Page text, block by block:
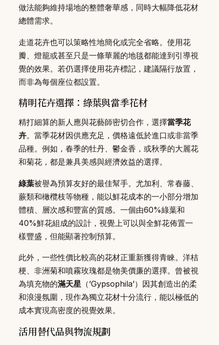
做法能夠維持場地的整體奢華感，同時大幅降低花材
總體需求。
走道花卉也可以策略性地簡化或完全省略。使用花
瓣、燈籠或甚至只是一條華麗的地毯都能達到引導視
覺的效果。若仍選擇使用花卉標記，建議隔行放置，
而非為每個座位都設置。
精明花卉選擇：綠葉與當季花材
精打細算的新人應與花藝師密切合作，選擇當季花
卉。當季花材因供應充足，價格遠低於進口或非當季
品種。例如，春季的牡丹、鬱金香，或秋季的大麗花
和菊花，都是兼具美感與經濟效益的選擇。
綠葉被譽為預算友好的最佳幫手。尤加利、常春藤、
蕨類和橄欖枝等物種，能以鮮花成本的一小部分增加
體積、層次感和豐富的質感。一個由60%綠葉和
40%鮮花組成的設計，視覺上可以與全鮮花佈置一
樣豐盛，但能顯著控制預算。
此外，一些性價比較高的花材正重新獲得青睞。洋桔
梗、非洲菊和噴霧玫瑰都是物美價廉的選擇。曾被視
為填充物的滿天星 （’Gypsophila’）因其創造出的柔
和浪漫氛圍，現作為獨立花材十分流行，能以極低的
成本實現高密度的視覺效果。
活用替代品與物流規劃